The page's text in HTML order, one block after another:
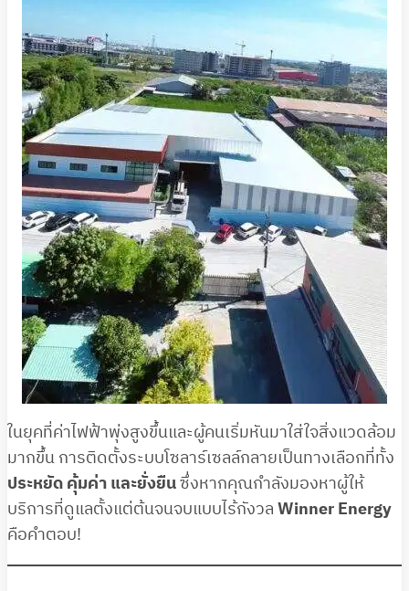
ในยุคที่ค่าไฟฟ้าพุ่งสูงขึ้นและผู้คนเริ่มหันมาใส่ใจสิ่งแวดล้อม
มากขึ้น การติดตั้งระบบโซลาร์เซลล์กลายเป็นทางเลือกที่ทั้ง
ประหยัด คุ้มค่า และยั่งยืนซึ่งหากคุณกำลังมองหาผู้ให้
บริการที่ดูแลตั้งแต่ต้นจนจบแบบไร้กังวลWinner Energy
คือคำตอบ!